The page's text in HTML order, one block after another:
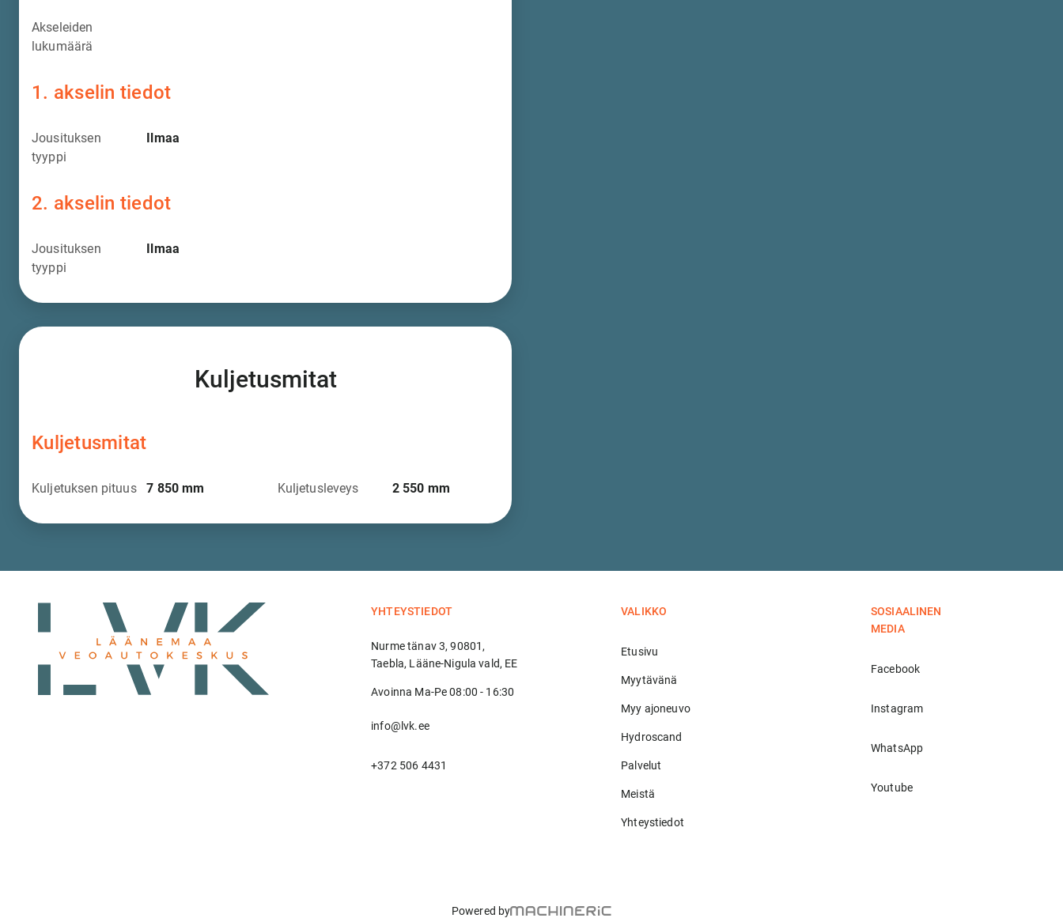
Akseleiden
lukumäärä
1. akselin tiedot
Jousituksen
tyyppi
Ilmaa
2. akselin tiedot
Jousituksen
tyyppi
Ilmaa
Kuljetusmitat
Kuljetusmitat
Kuljetuksen pituus 7 850mm Kuljetusleveys 2 550 mm
YHTEYSTIEDOT
Nurme tänav 3, 90801,
Taebla, Lääne-Nigula vald, EE
Avoinna Ma-Pe 08:00 - 16:30
info@lvk.ee
+372 506 4431
VALIKKO
Etusivu
Myytävänä
Myy ajoneuvo
Hydroscand
Palvelut
Meistä
Yhteystiedot
SOSIAALINEN
MEDIA
Facebook
Instagram
WhatsApp
Youtube
Powered by